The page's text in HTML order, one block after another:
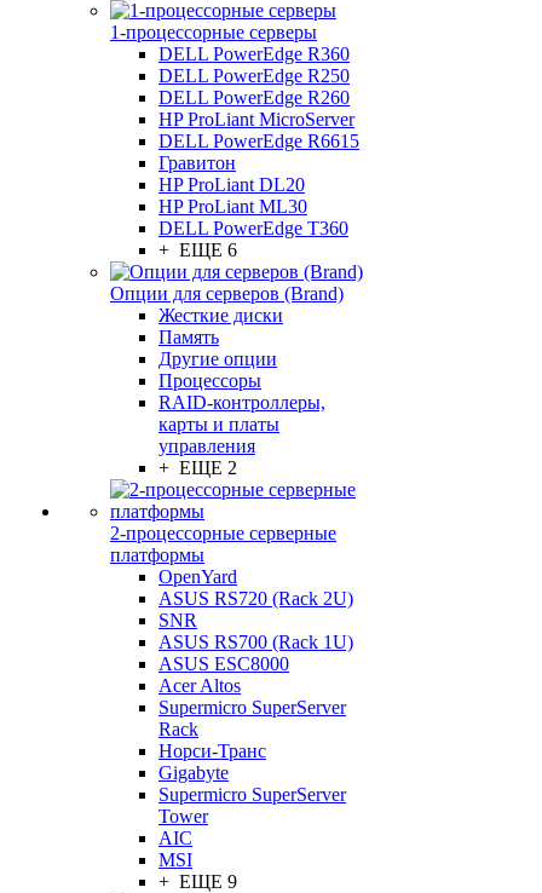
1-процессорные серверы
DELL PowerEdge R360
DELL PowerEdge R250
DELL PowerEdge R260
HP ProLiant MicroServer
DELL PowerEdge R6615
Гравитон
HP ProLiant DL20
HP ProLiant ML30
DELL PowerEdge T360
+ ЕЩЕ 6
Опции для серверов (Brand)
Жесткие диски
Память
Другие опции
Процессоры
RAID-контроллеры,
карты и платы
управления
+ ЕЩЕ 2
2-процессорные серверные
платформы
OpenYard
ASUS RS720 (Rack 2U)
SNR
ASUS RS700 (Rack 1U)
ASUS ESC8000
Acer Altos
Supermicro SuperServer
Rack
Норси-Транс
Gigabyte
Supermicro SuperServer
Tower
AIC
MSI
+ ЕЩЕ 9